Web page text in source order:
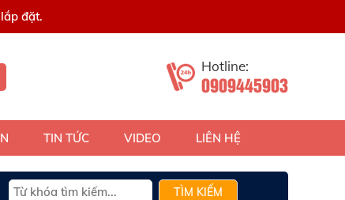
đặt.
Hotline:
0909445903
TIN TỨC VIDEO LIÊN HỆ
TÌM KIẾM